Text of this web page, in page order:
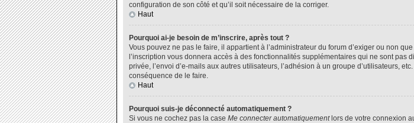
configuration de son côté et qu’il soit nécessaire de la corriger.
Haut
Pourquoi ai-je besoin de m’inscrire, après tout ?
Vous pouvez ne pas le faire, il appartient à l’administrateur du forum d’exiger ou non
l’inscription vous donnera accès à des fonctionnalités supplémentaires qui ne sont
privée, l’envoi d’e-mails aux autres utilisateurs, l’adhésion à un groupe d’utilisateurs,
conséquence de le faire.
Haut
Pourquoi suis-je déconnecté automatiquement ?
Si vous ne cochez pas la case Me connecter automatiquementlors de votre connexion